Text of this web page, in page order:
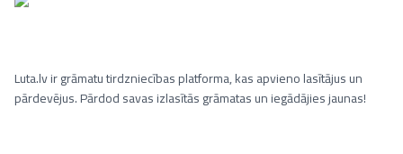
Luta.lv ir grāmatu tirdzniecības platforma, kas apvieno lasītājus un
pārdevējus. Pārdod savas izlasītās grāmatas un iegādājies jaunas!